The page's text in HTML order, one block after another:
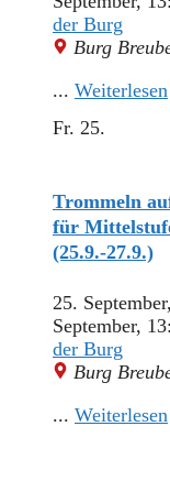
der Burg
Burg
... Weiterlesen
Fr. 25.
Trommeln
für
(25.9.-27.9.)
25.
September,
der Burg
Burg
... Weiterlesen